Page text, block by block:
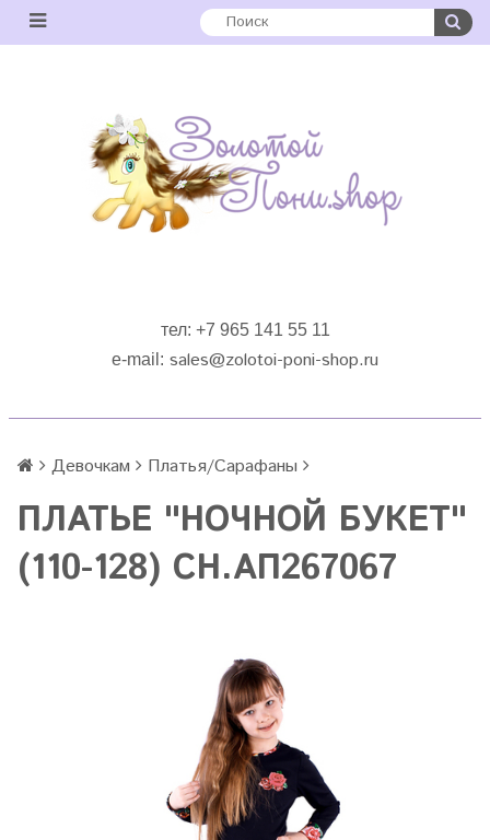
тел: +7 965 141 55 11
e-mail: sales@zolotoi-poni-shop.ru
Девочкам Платья/Сарафаны
ПЛАТЬЕ "НОЧНОЙ БУКЕТ"
(110-128) СН.АП267067